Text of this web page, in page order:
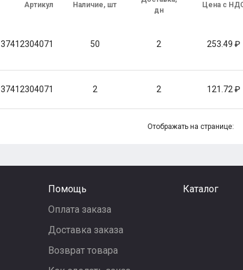
Артикул Наличие, шт
дн
Цена с
37412304071 50 2 253.49
37412304071 2 2 121.72
Отображать на странице:
Помощь
Оплата заказа
Доставка заказа
Возврат товара
Каталог